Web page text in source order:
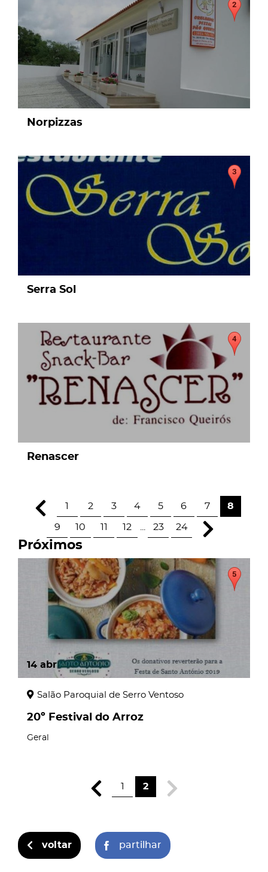
Norpizzas
page
Serra Sol
page
Renascer
1 2 3 4 5 6 7 8
9 10 11 12 23 24
Próximos
14 abr
Salão Paroquial de Serro Ventoso
20º Festival do Arroz
Geral
1 2
voltar partilhar